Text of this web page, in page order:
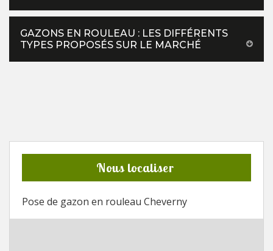
GAZONS EN ROULEAU : LES DIFFÉRENTS
TYPES PROPOSÉS SUR LE MARCHÉ
Nous localiser
Pose de gazon en rouleau Cheverny